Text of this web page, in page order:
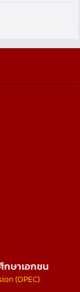
ษาเอกชน
(OPEC)